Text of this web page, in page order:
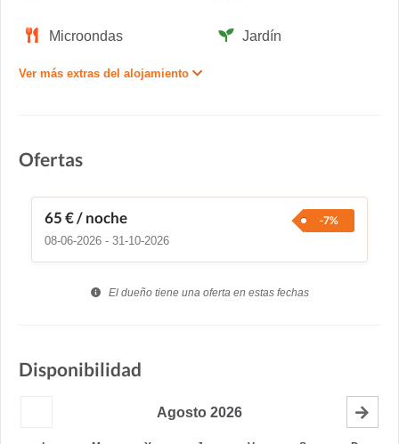
Microondas Jardín
Ver más extras del alojamiento
Ofertas
65 €/ noche
-7%
08-06-2026 - 31-10-2026
El dueño tiene una oferta en estas fechas
Disponibilidad
Agosto 2026